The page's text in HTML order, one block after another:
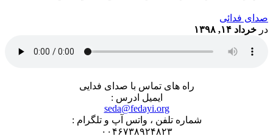
صدای فدائی
در خرداد ۱۴, ۱۳۹۸
راه های تماس با صدای فدایی
ایمیل ادرس :
seda@fedayi.org
شماره تلفن ، واتس آپ و تلگرام :
۰۰۴۶۷۳۸۹۲۴۸۲۳